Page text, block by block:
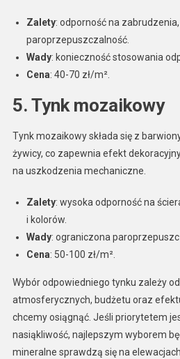
Zalety: odporność na zabrudzenia,
paroprzepuszczalność.
Wady: konieczność stosowania
Cena: 40-70 zł/m².
5. Tynk mozaikowy
Tynk mozaikowy składa się z
żywicy, co zapewnia efekt
na uszkodzenia mechaniczne.
Zalety: wysoka odporność na
i kolorów.
Wady: ograniczona
Cena: 50-100 zł/m².
Wybór odpowiedniego tynku zależy
atmosferycznych, budżetu oraz
chcemy osiągnąć. Jeśli priorytetem
nasiąkliwość, najlepszym wyborem
mineralne sprawdzą się na